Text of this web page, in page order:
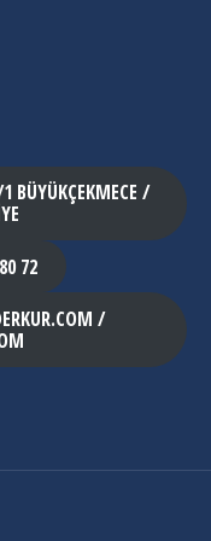
BÜYÜKÇEKMECE /
72
/